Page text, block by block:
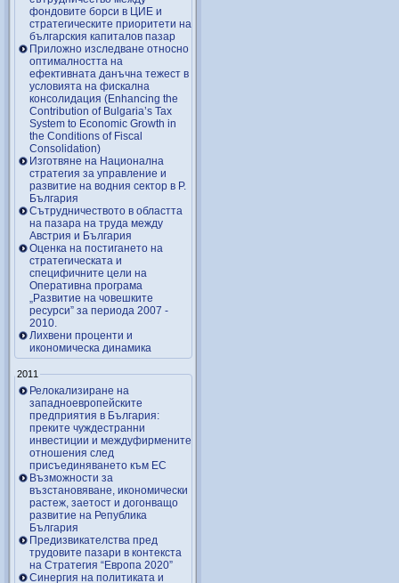
фондовите борси в ЦИЕ и
стратегическите приоритети на
българския капиталов пазар
Приложно изследване относно
оптималността на
ефективната данъчна тежест в
условията на фискална
консолидация (Enhancing the
Contribution of Bulgaria’s Tax
System to Economic Growth in
the Conditions of Fiscal
Consolidation)
Изготвяне на Национална
стратегия за управление и
развитие на водния сектор в Р.
България
Сътрудничеството в областта
на пазара на труда между
Австрия и България
Оценка на постигането на
стратегическата и
специфичните цели на
Оперативна програма
„Развитие на човешките
ресурси” за периода 2007 ‑
2010.
Лихвени проценти и
икономическа динамика
2011
Релокализиране на
западноевропейските
предприятия в България:
преките чуждестранни
инвестиции и междуфирмените
отношения след
присъединяването към ЕС
Възможности за
възстановяване, икономически
растеж, заетост и догонващо
развитие на Република
България
Предизвикателства пред
трудовите пазари в контекста
на Стратегия “Европа 2020”
Синергия на политиката и